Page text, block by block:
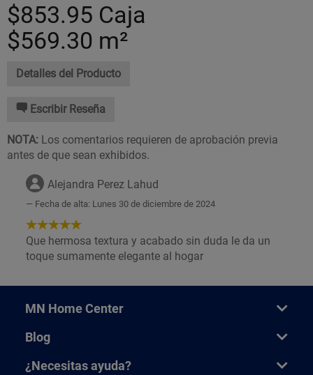
$853.95 Caja
$569.30 m²
Detalles del Producto
Escribir Reseña
NOTA: Los comentarios requieren de aprobación previa
antes de que sean exhibidos.
Alejandra Perez Lahud
Fecha de alta: Lunes 30 de diciembre de 2024
5
de
5
Que hermosa textura y acabado sin duda le da un
toque sumamente elegante al hogar
MN Home Center
Blog
¿Necesitas ayuda?